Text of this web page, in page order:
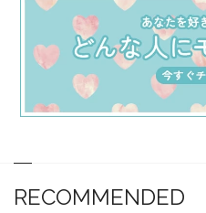
RECOMMENDED